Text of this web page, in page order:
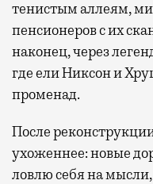
тенистым аллеям,
пенсионеров с их
наконец, через
где ели Никсон и
променад.
После
ухоженнее: новые
ловлю себя на